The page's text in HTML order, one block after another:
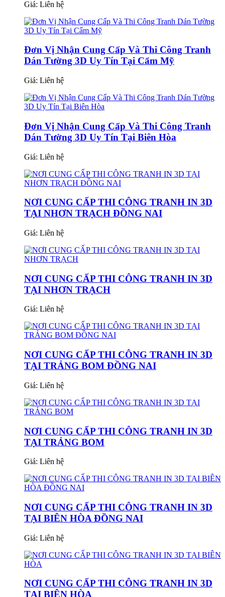
Giá: Liên hệ
Đơn Vị Nhận Cung Cấp Và Thi Công Tranh
Dán Tường 3D Uy Tín Tại Cẩm Mỹ
Giá: Liên hệ
Đơn Vị Nhận Cung Cấp Và Thi Công Tranh
Dán Tường 3D Uy Tín Tại Biên Hòa
Giá: Liên hệ
NƠI CUNG CẤP THI CÔNG TRANH IN 3D
TẠI NHƠN TRẠCH ĐỒNG NAI
Giá: Liên hệ
NƠI CUNG CẤP THI CÔNG TRANH IN 3D
TẠI NHƠN TRẠCH
Giá: Liên hệ
NƠI CUNG CẤP THI CÔNG TRANH IN 3D
TẠI TRẢNG BOM ĐỒNG NAI
Giá: Liên hệ
NƠI CUNG CẤP THI CÔNG TRANH IN 3D
TẠI TRẢNG BOM
Giá: Liên hệ
NƠI CUNG CẤP THI CÔNG TRANH IN 3D
TẠI BIÊN HÒA ĐỒNG NAI
Giá: Liên hệ
NƠI CUNG CẤP THI CÔNG TRANH IN 3D
TẠI BIÊN HÒA